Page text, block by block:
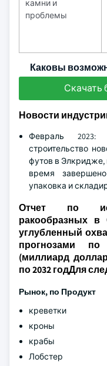
камни и
проблемы
Каковы
Скачать
Новости
Февраль 2023:
строительство
футов в
время
упаковка и
Отчет по
ракообразных
углубленный
прогнозами
(миллиард
по 2032 годДля
Рынок, по Продукт
креветки
кроны
крабы
Лобстер